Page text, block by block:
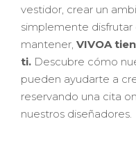
vestidor, crear un
simplemente
mantener, VIVOA
ti. Descubre cómo
pueden ayudarte a
reservando una cita
nuestros diseñadores.